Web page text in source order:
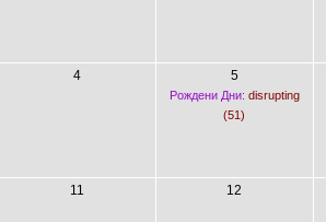
4 5
Рождени Дни: disrupting
(51)
11 12